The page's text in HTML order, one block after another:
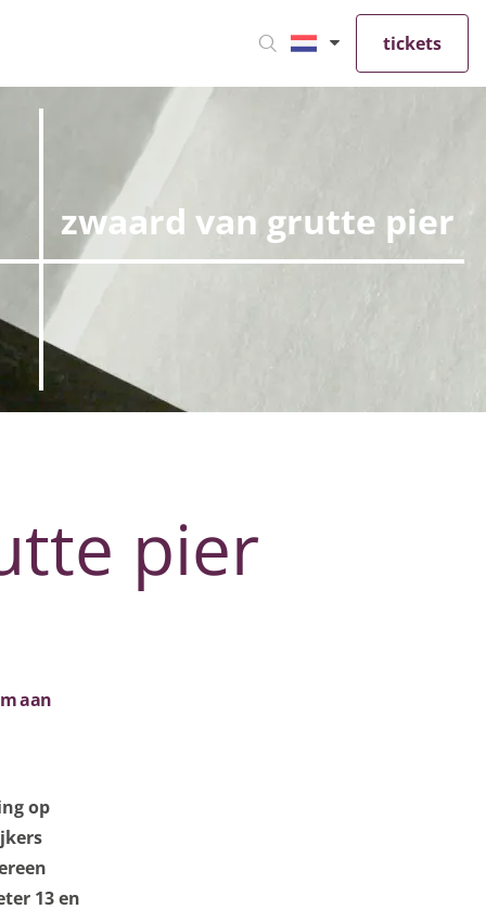
tickets
zwaard van grutte pier
pier
aan
op
13 en